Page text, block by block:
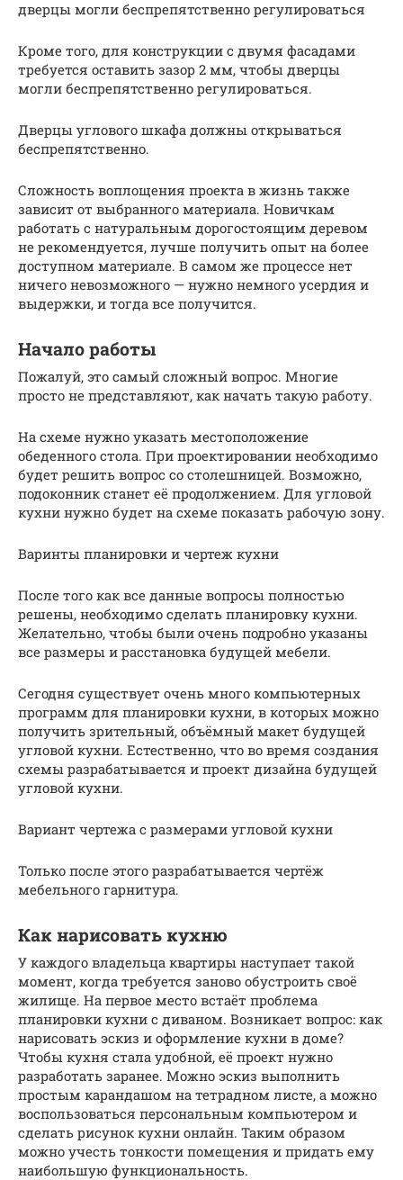
дверцы могли беспрепятственно регулироваться
Кроме того, для конструкции с двумя фасадами
требуется оставить зазор 2 мм, чтобы дверцы
могли беспрепятственно регулироваться.
Дверцы углового шкафа должны открываться
беспрепятственно.
Сложность воплощения проекта в жизнь также
зависит от выбранного материала. Новичкам
работать с натуральным дорогостоящим деревом
не рекомендуется, лучше получить опыт на более
доступном материале. В самом же процессе нет
ничего невозможного — нужно немного усердия и
выдержки, и тогда все получится.
Начало работы
Пожалуй, это самый сложный вопрос. Многие
просто не представляют, как начать такую работу.
На схеме нужно указать местоположение
обеденного стола. При проектировании необходимо
будет решить вопрос со столешницей. Возможно,
подоконник станет её продолжением. Для угловой
кухни нужно будет на схеме показать рабочую зону.
Варинты планировки и чертеж кухни
После того как все данные вопросы полностью
решены, необходимо сделать планировку кухни.
Желательно, чтобы были очень подробно указаны
все размеры и расстановка будущей мебели.
Сегодня существует очень много компьютерных
программ для планировки кухни, в которых можно
получить зрительный, объёмный макет будущей
угловой кухни. Естественно, что во время создания
схемы разрабатывается и проект дизайна будущей
угловой кухни.
Вариант чертежа с размерами угловой кухни
Только после этого разрабатывается чертёж
мебельного гарнитура.
Как нарисовать кухню
У каждого владельца квартиры наступает такой
момент, когда требуется заново обустроить своё
жилище. На первое место встаёт проблема
планировки кухни с диваном. Возникает вопрос: как
нарисовать эскиз и оформление кухни в доме?
Чтобы кухня стала удобной, её проект нужно
разработать заранее. Можно эскиз выполнить
простым карандашом на тетрадном листе, а можно
воспользоваться персональным компьютером и
сделать рисунок кухни онлайн. Таким образом
можно учесть тонкости помещения и придать ему
наибольшую функциональность.